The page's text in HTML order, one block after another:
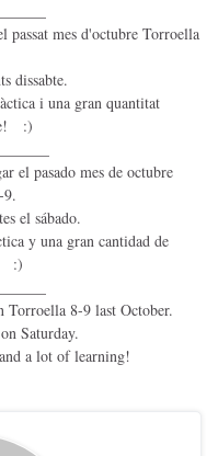
mes d'octubre Torroella
dissabte.
i una gran quantitat
:)
el pasado mes de octubre
el sábado.
y una gran cantidad de
:)
8-9 last October.
Saturday.
a lot of learning!